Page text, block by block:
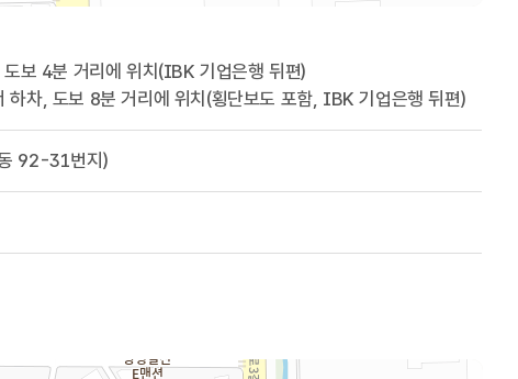
보 4분 거리에 위치(IBK 기업은행 뒤편)
차, 도보 8분 거리에 위치(횡단보도 포함, IBK 기업은행 뒤편)
92-31번지)